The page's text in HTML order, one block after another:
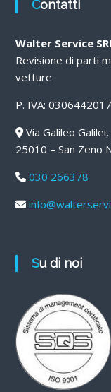
Contatti
Walter Service
Revisione di parti
vetture
P. IVA:
Via Galileo
25010 – San Zeno
030 266378
Su di noi